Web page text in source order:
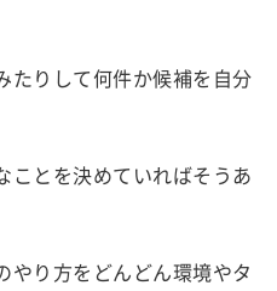
たりして何件か候補を自分
ことを決めていればそうあ
やり方をどんどん環境やタ